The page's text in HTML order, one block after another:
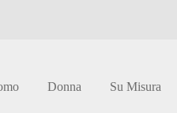
Donna Su Misura